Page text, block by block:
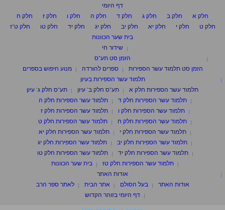
דף היומי
חלק א
חלק ב חלק ג חלק ד חלק ה חלק ו חלק ז
חלק ח
חלק ט
חלק י חלק יא חלק יב חלק יג חלק יד חלק טו
חלק ט"ז
בית שער הכוונות
שידור חי
הזמן סט תע"ס
הזמן סט תלמוד עשר הספירות
ספרים להורדה
מנוע חיפוש בספרים
תלמוד עשר הספירות בעיון
תלמוד עשר הספירות חלק א
תע"ס חלק ב' עיון
תע"ס חלק ג' עיון
תלמוד עשר הספירות חלק ד
תלמוד עשר הספירות חלק ה
תלמוד עשר הספירות חלק ו
תלמוד עשר הספירות חלק ז
תלמוד עשר הספירות חלק ח
תלמוד עשר הספירות חלק ט
תלמוד עשר הספירות חלק י
תלמוד עשר הספירות חלק יא
תלמוד עשר הספירות חלק יב
תלמוד עשר הספירות חלק יג
תלמוד עשר הספירות חלק יד
תלמוד עשר הספירות חלק טו
תלמוד עשר הספירות חלק טז
בית שער הכוונות
אודות האתר
אודות האתר
בעל הסולם אתר הבית
לאתר ספר הרב
דף היומי בזוהר הקדוש